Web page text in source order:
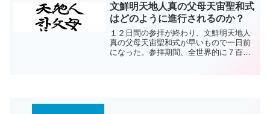
文鮮明天地人真の父母天宙聖和式
はどのように進行されるのか？
１２日間の参拝が終わり、文鮮明天地人
真の父母天宙聖和式が早いもので一日前
になった。参拝期間、全世界的に７百万